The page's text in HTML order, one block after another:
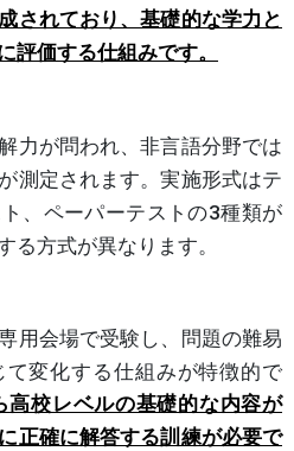
されており、基礎的な学力と
評価する仕組みです。
力が問われ、非言語分野では
測定されます。実施形式はテ
、ペーパーテストの3種類が
る方式が異なります。
用会場で受験し、問題の難易
変化する仕組みが特徴的で
高校レベルの基礎的な内容が
正確に解答する訓練が必要で